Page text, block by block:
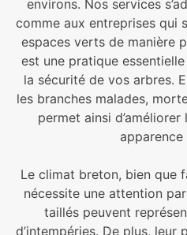
environs. Nos services
comme aux entreprises qui
espaces verts de manière
est une pratique
la sécurité de vos arbres.
les branches malades,
permet ainsi
apparence
Le climat breton, bien que
nécessite une attention
taillés peuvent
d’intempéries. De plus,